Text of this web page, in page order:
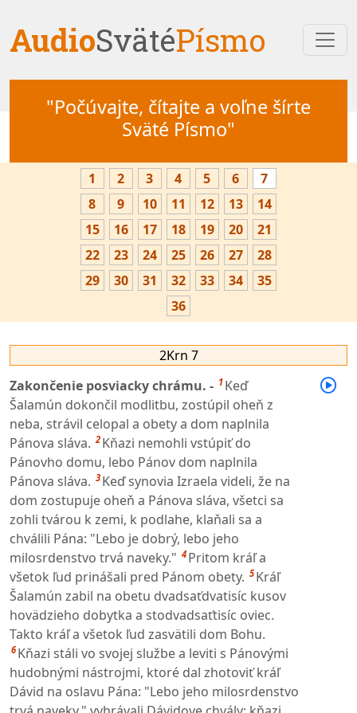
AudioSvätéPísmo
"Počúvajte, čítajte a voľne šírte
Sväté Písmo"
1 2 3 4 5 6
7
8
9 10 11 12 13
14
15
16 17 18 19 20
21
22
23 24 25 26 27
28
29
30 31 32 33 34
35
36
2Krn 7
Zakončenie posviacky chrámu. - 1 Keď
Šalamún dokončil modlitbu, zostúpil oheň z
neba, strávil celopal a obety a dom naplnila
Pánova sláva. 2 Kňazi nemohli vstúpiť do
Pánovho domu, lebo Pánov dom naplnila
Pánova sláva. 3 Keď synovia Izraela videli, že na
dom zostupuje oheň a Pánova sláva, všetci sa
zohli tvárou k zemi, k podlahe, klaňali sa a
chválili Pána: "Lebo je dobrý, lebo jeho
milosrdenstvo trvá naveky." 4 Pritom kráľ a
všetok ľud prinášali pred Pánom obety. 5 Kráľ
Šalamún zabil na obetu dvadsaťdvatisíc kusov
hovädzieho dobytka a stodvadsaťtisíc oviec.
Takto kráľ a všetok ľud zasvätili dom Bohu.
6 Kňazi stáli vo svojej službe a leviti s Pánovými
hudobnými nástrojmi, ktoré dal zhotoviť kráľ
Dávid na oslavu Pána: "Lebo jeho milosrdenstvo